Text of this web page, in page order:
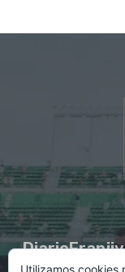
Utilizamos cookies